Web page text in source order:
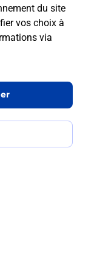
du site
vos choix à
via
acheté
lettres
faire un
sans se